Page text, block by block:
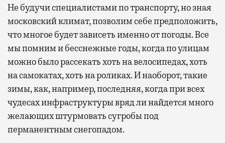
Не будучи специалистами по транспорту, но зная
московский климат, позволим себе предположить,
что многое будет зависеть именно от погоды. Все
мы помним и бесснежные годы, когда по улицам
можно было рассекать хоть на велосипедах, хоть
на самокатах, хоть на роликах. И наоборот, такие
зимы, как, например, последняя, когда при всех
чудесах инфраструктуры вряд ли найдется много
желающих штурмовать сугробы под
перманентным снегопадом.